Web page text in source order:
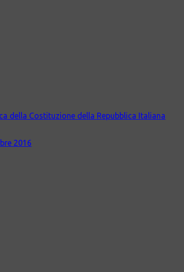
della Costituzione della Repubblica Italiana
2016